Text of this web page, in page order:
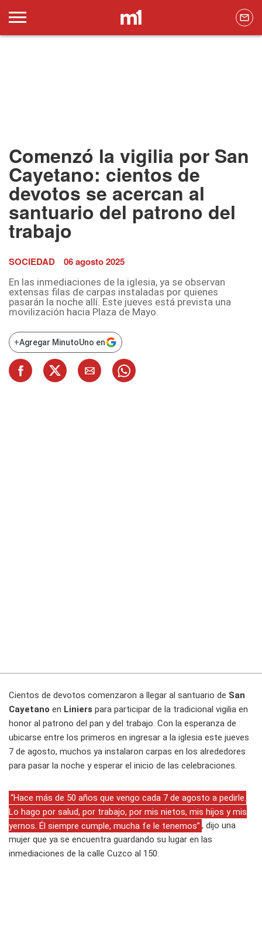
Comenzó la vigilia por San
Cayetano: cientos de
devotos se acercan al
santuario del patrono del
trabajo
SOCIEDAD 06 agosto 2025
En las inmediaciones de la iglesia, ya se observan
extensas filas de carpas instaladas por quienes
pasarán la noche allí. Este jueves está prevista una
movilización hacia Plaza de Mayo.
+Agregar MinutoUno en
Cientos de devotos comenzaron a llegar al santuario de San
Cayetano en Liniers para participar de la tradicional vigilia en
honor al patrono del pan y del trabajo. Con la esperanza de
ubicarse entre los primeros en ingresar a la iglesia este jueves
7 de agosto, muchos ya instalaron carpas en los alrededores
para pasar la noche y esperar el inicio de las celebraciones.
“Hace más de 50 años que vengo cada 7 de agosto a pedirle.
Lo hago por salud, por trabajo, por mis nietos, mis hijos y mis
yernos. Él siempre cumple, mucha fe le tenemos” , dijo una
mujer que ya se encuentra guardando su lugar en las
inmediaciones de la calle Cuzco al 150.